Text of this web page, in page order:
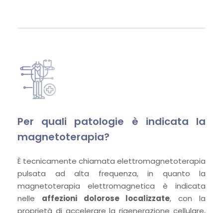
Per quali patologie è indicata la
magnetoterapia?
È tecnicamente chiamata elettromagnetoterapia
pulsata ad alta frequenza, in quanto la
magnetoterapia elettromagnetica è indicata
nelle affezioni dolorose localizzate, con la
proprietà di accelerare la rigenerazione cellulare,